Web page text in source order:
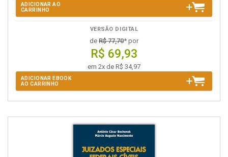
ADICIONAR AO
CARRINHO
VERSÃO DIGITAL
de R$ 77,70* por
R$ 69,93
em 2x de R$ 34,97
ADICIONAR EBOOK
AO CARRINHO